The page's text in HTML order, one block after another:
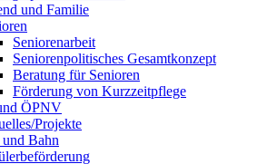
und Familie
Seniorenarbeit
Seniorenpolitisches Gesamtkonzept
Beratung für Senioren
Förderung von Kurzzeitpflege
ÖPNV
Projekte
Bahn